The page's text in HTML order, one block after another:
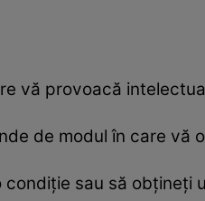
vă provoacă
de modul în care vă
condiție sau să